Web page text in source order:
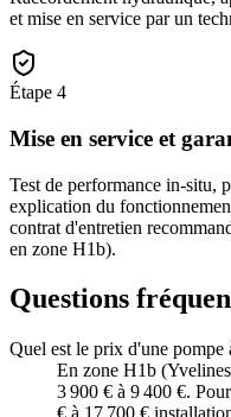
et mise en service par un
Étape 4
Mise en service et
Test de performance in-situ,
explication du
contrat d'entretien
en zone H1b).
Questions
Quel est le prix d'une
En zone H1b
3 900 € à 9 400 €.